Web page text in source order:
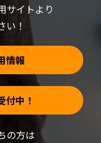
サイトより
い！
情報
付中！
の方は